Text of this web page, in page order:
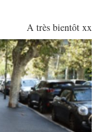
A très bientôt xx